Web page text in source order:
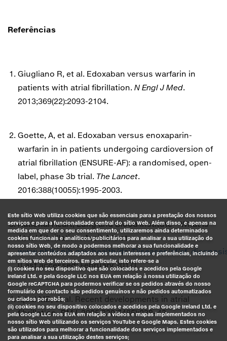
Referências
Giugliano R, et al. Edoxaban versus warfarin in
patients with atrial fibrillation. N Engl J Med.
2013;369(22):2093-2104.
Goette, A, et al. Edoxaban versus enoxaparin-
warfarin in in patients undergoing cardioversion of
atrial fibrillation (ENSURE-AF): a randomised, open-
label, phase 3b trial. The Lancet.
2016:388(10055):1995-2003.
National Heart, Lung and Blood Institute – What is
Atrial Fibrillation. Available at:
www.nhlbi.nih.gov/health/dci/Diseases/af/
[Last accessed: February 2017].
Iqbal MB, et al. Recent developments in atrial
fibrillation.BMJ.2005;330(7485):238–43.
Este sítio Web utiliza cookies que são essenciais para a prestação dos nossos
serviços e para a funcionalidade central do sítio Web. Além disso, e apenas na
medida em que der o seu consentimento, utilizaremos ainda determinados
cookies funcionais e analíticos/publicitários para analisar a sua utilização do
nosso sítio Web, de modo a podermos melhorar a sua funcionalidade e
apresentar conteúdos adaptados aos seus interesses e preferências, incluindo
em sítios Web de terceiros. Em particular, isto refere-se a
(i) cookies no seu dispositivo que são colocados e acedidos pela Google
Ireland Ltd. e pela Google LLC nos EUA em relação à nossa utilização do
Google reCAPTCHA para podermos verificar se os pedidos através do nosso
formulário de contacto são pedidos genuínos e não pedidos automatizados
ou criados por robôs;
(ii) cookies no seu dispositivo colocados e acedidos pela Google Ireland Ltd. e
pela Google LLC nos EUA em relação a vídeos e mapas implementados no
nosso sítio Web utilizando os serviços YouTube e Google Maps. Estes cookies
são utilizados para melhorar a funcionalidade dos serviços implementados e
para analisar a sua utilização destes serviços;